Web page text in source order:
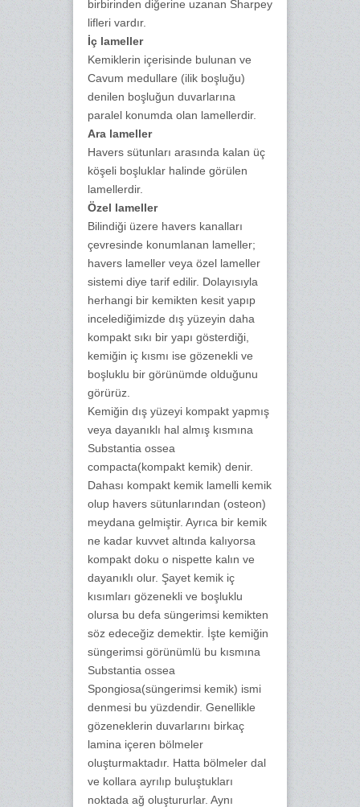
birbirinden diğerine uzanan Sharpey
lifleri vardır.
İç lameller
Kemiklerin içerisinde bulunan ve
Cavum medullare (ilik boşluğu)
denilen boşluğun duvarlarına
paralel konumda olan lamellerdir.
Ara lameller
Havers sütunları arasında kalan üç
köşeli boşluklar halinde görülen
lamellerdir.
Özel lameller
Bilindiği üzere havers kanalları
çevresinde konumlanan lameller;
havers lameller veya özel lameller
sistemi diye tarif edilir. Dolayısıyla
herhangi bir kemikten kesit yapıp
incelediğimizde dış yüzeyin daha
kompakt sıkı bir yapı gösterdiği,
kemiğin iç kısmı ise gözenekli ve
boşluklu bir görünümde olduğunu
görürüz.
Kemiğin dış yüzeyi kompakt yapmış
veya dayanıklı hal almış kısmına
Substantia ossea
compacta(kompakt kemik) denir.
Dahası kompakt kemik lamelli kemik
olup havers sütunlarından (osteon)
meydana gelmiştir. Ayrıca bir kemik
ne kadar kuvvet altında kalıyorsa
kompakt doku o nispette kalın ve
dayanıklı olur. Şayet kemik iç
kısımları gözenekli ve boşluklu
olursa bu defa süngerimsi kemikten
söz edeceğiz demektir. İşte kemiğin
süngerimsi görünümlü bu kısmına
Substantia ossea
Spongiosa(süngerimsi kemik) ismi
denmesi bu yüzdendir. Genellikle
gözeneklerin duvarlarını birkaç
lamina içeren bölmeler
oluşturmaktadır. Hatta bölmeler dal
ve kollara ayrılıp buluştukları
noktada ağ oluştururlar. Aynı